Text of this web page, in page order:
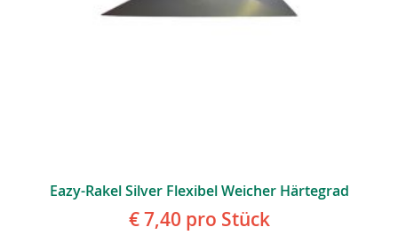
Eazy-Rakel Silver Flexibel Weicher Härtegrad
€ 7,40 pro Stück